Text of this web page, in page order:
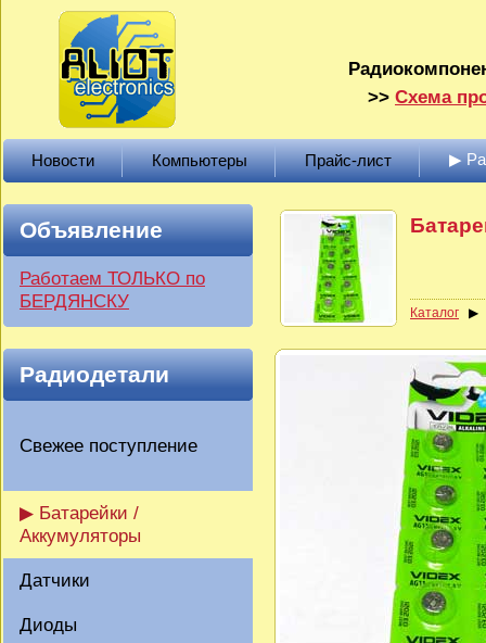
>> Схема
Новости Компьютеры Прайс-лист ▶
Объявление
Работаем ТОЛЬКО по
БЕРДЯНСКУ
Радиодетали
Свежее поступление
▶ Батарейки /
Аккумуляторы
Датчики
Диоды
Каталог